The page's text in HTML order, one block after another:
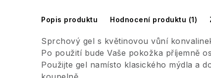
Popis produktu Hodnocení produktu (1)
Sprchový gel s květinovou vůní
Po použití bude Vaše pokožka příjemně
Použijte gel namísto klasického mýdla a